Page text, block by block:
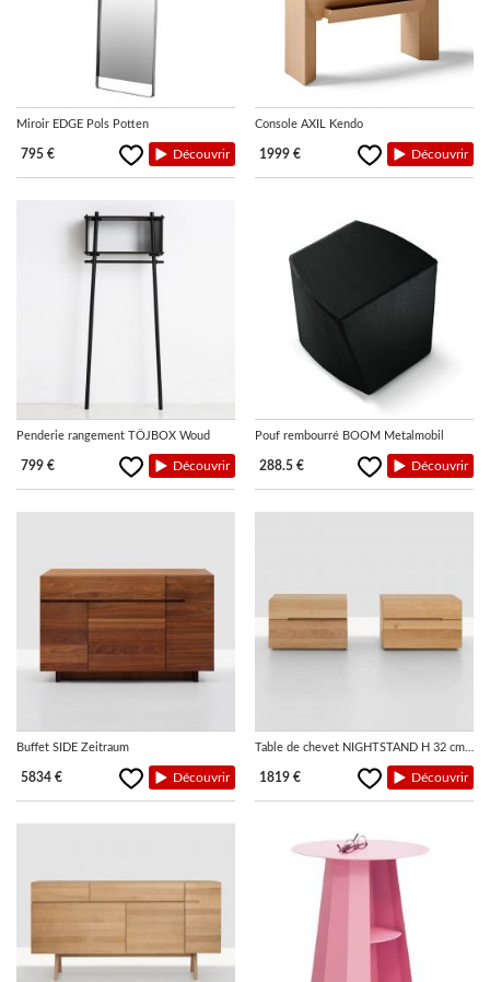
Miroir EDGE Pols Potten
795 € Découvrir
Console AXIL Kendo
1999 € Découvrir
Penderie rangement TÖJBOX Woud
799 € Découvrir
Pouf rembourré BOOM Metalmobil
288.5 € Découvrir
Buffet SIDE Zeitraum
5834 € Découvrir 1819 € Découvrir